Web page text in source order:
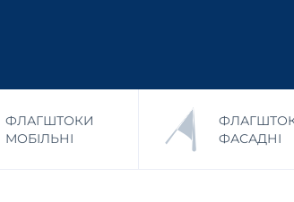
ФЛАГШТОКИ
МОБІЛЬНІ
ФАСАДНІ